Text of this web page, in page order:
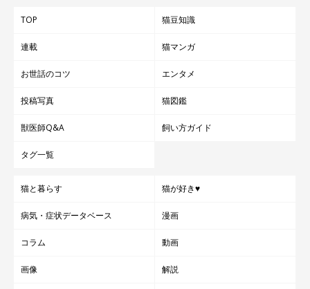
TOP 猫豆知識
連載 猫マンガ
お世話のコツ エンタメ
投稿写真 猫図鑑
獣医師Q&A 飼い方ガイド
タグ一覧
猫と暮らす 猫が好き♥
病気・症状データベース 漫画
コラム 動画
画像 解説